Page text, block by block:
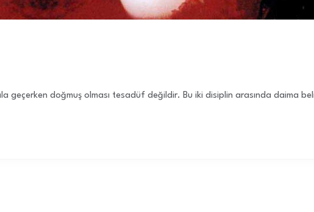
geçerken doğmuş olması tesadüf değildir. Bu iki disiplin arasında daima